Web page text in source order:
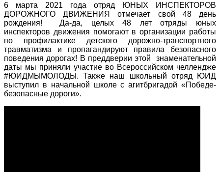
6 марта 2021 года отряд ЮНЫХ ИНСПЕКТОРОВ
ДОРОЖНОГО ДВИЖЕНИЯ отмечает свой 48 день
рождения! Да-да, целых 48 лет отряды юных
инспекторов движения помогают в организации работы
по профилактике детского дорожно-транспортного
травматизма и пропагандируют правила безопасного
поведения дорогах! В преддверии этой знаменательной
даты мы приняли участие во Всероссийском челлендже
#ЮИДМЫМОЛОДЫ. Также наш школьный отряд ЮИД
выступил в начальной школе с агитбригадой «Победе-
безопасные дороги».